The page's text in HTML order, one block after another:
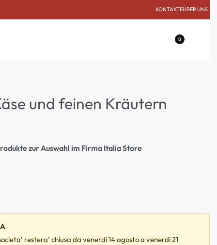
KONTAKTEÜBER UNS
0
und feinen Kräutern
zur Auswahl im Firma Italia Store
restera' chiusa da venerdi 14 agosto a venerdi 21